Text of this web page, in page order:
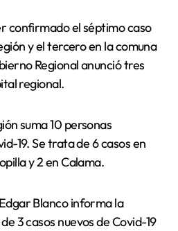
y el tercero en la comuna
Regional anunció tres
regional.
suma 10 personas
19. Se trata de 6 casos en
y 2 en Calama.
Blancoinforma la
3 casos nuevos de Covid-19